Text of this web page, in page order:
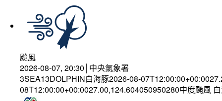
颱風
2026-08-07, 20:30│中央氣象署
3SEA13DOLPHIN白海豚2026-08-
08T12:00:00+00:0027.00,124.604050950280中度颱風